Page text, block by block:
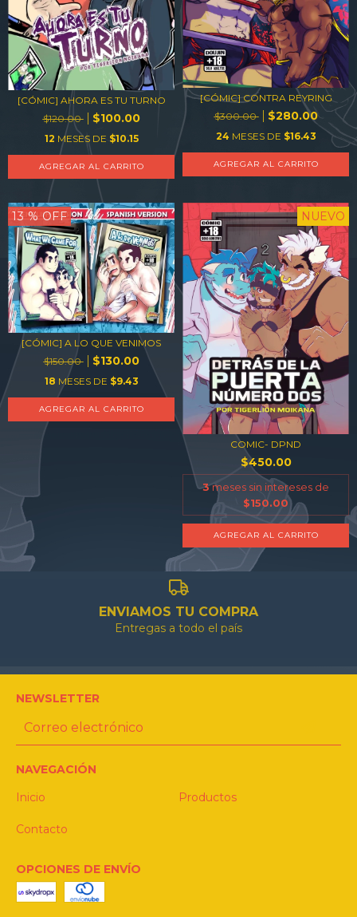
[CÓMIC] AHORA ES TU TURNO
$120.00
$100.00
12 MESES DE $10.15
[CÓMIC] CONTRA REYRING
$300.00
$280.00
24 MESES DE $16.43
AGREGAR AL CARRITO
13 % OFF
[CÓMIC] A LO QUE VENIMOS
$150.00
$130.00
18 MESES DE $9.43
AGREGAR AL CARRITO
NUEVO
COMIC- DPND
$450.00
3meses sin intereses de
$150.00
ENVIAMOS TU COMPRA
Entregas a todo el país
NEWSLETTER
NAVEGACIÓN
Inicio
Productos
Contacto
OPCIONES DE ENVÍO